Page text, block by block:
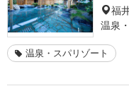
福
温泉
温泉・スパリゾート